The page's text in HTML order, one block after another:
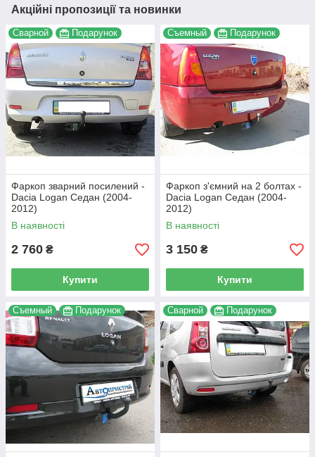
Акційні пропозиції та новинки
Сварной Подарунок
Фаркоп зварний посилений -
Dacia Logan Седан (2004-
2012)
В наявності
2 760 ₴
Купити
Съемный Подарунок
Фаркоп з'ємний на 2 болтах -
Dacia Logan Седан (2004-
2012)
В наявності
3 150 ₴
Купити
Съемный Подарунок Сварной Подарунок